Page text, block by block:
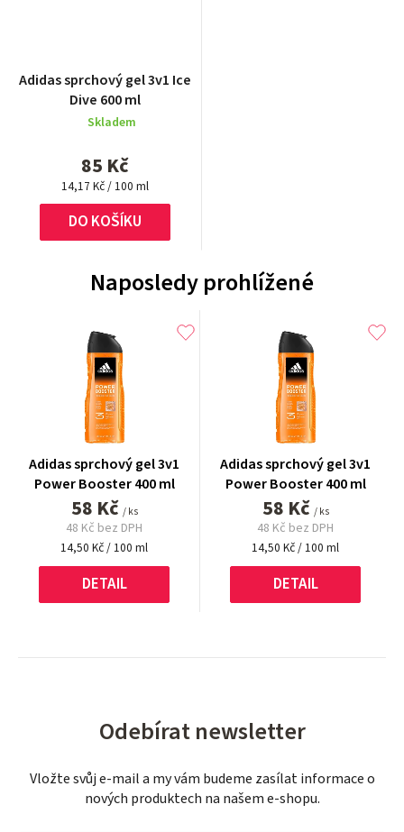
Adidas sprchový gel 3v1 Ice
Dive 600 ml
hodnocení
produktu
je
z
5
hvězdiček.
Skladem
85 Kč
Měrná
cena:
14,17 Kč / 100 ml
DO KOŠÍKU
Naposledy prohlížené
Adidas sprchový gel 3v1
Power Booster 400 ml
58 Kč / ks
48 Kč bez DPH
Měrná
14,50 Kč / 100 ml
DETAIL
Adidas sprchový gel 3v1
Power Booster 400 ml
58 Kč / ks
48 Kč bez DPH
Měrná
14,50 Kč / 100 ml
DETAIL
Odebírat newsletter
Vložte svůj e-mail a my vám budeme zasílat informace o
nových produktech na našem e-shopu.